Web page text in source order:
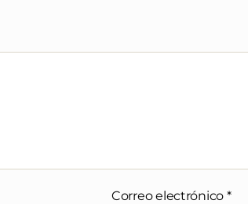
Correo electrónico *